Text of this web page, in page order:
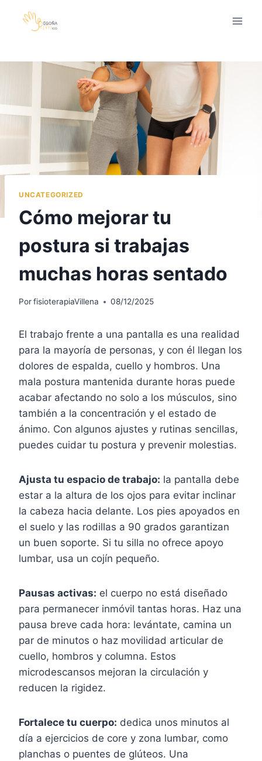
UNCATEGORIZED
Cómo mejorar tu
postura si trabajas
muchas horas sentado
PorfisioterapiaVillena 08/12/2025
El trabajo frente a una pantalla es una realidad
para la mayoría de personas, y con él llegan los
dolores de espalda, cuello y hombros. Una
mala postura mantenida durante horas puede
acabar afectando no solo a los músculos, sino
también a la concentración y el estado de
ánimo. Con algunos ajustes y rutinas sencillas,
puedes cuidar tu postura y prevenir molestias.
Ajusta tu espacio de trabajo: la pantalla debe
estar a la altura de los ojos para evitar inclinar
la cabeza hacia delante. Los pies apoyados en
el suelo y las rodillas a 90 grados garantizan
un buen soporte. Si tu silla no ofrece apoyo
lumbar, usa un cojín pequeño.
Pausas activas: el cuerpo no está diseñado
para permanecer inmóvil tantas horas. Haz una
pausa breve cada hora: levántate, camina un
par de minutos o haz movilidad articular de
cuello, hombros y columna. Estos
microdescansos mejoran la circulación y
reducen la rigidez.
Fortalece tu cuerpo: dedica unos minutos al
día a ejercicios de core y zona lumbar, como
planchas o puentes de glúteos. Una